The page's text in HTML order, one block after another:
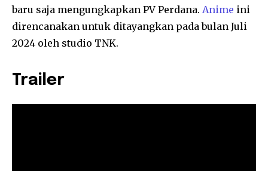
baru saja mengungkapkan PV Perdana. Anime ini
direncanakan untuk ditayangkan pada bulan Juli
2024 oleh studio TNK.
Trailer